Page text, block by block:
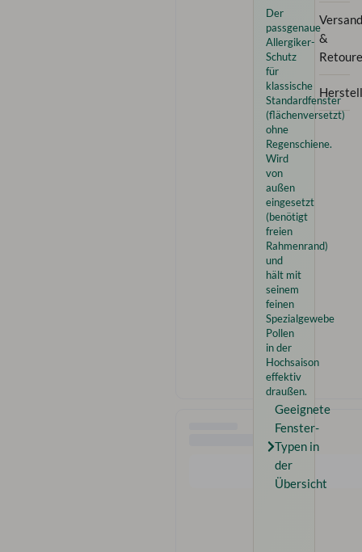
Der
passgenaue
Allergiker-
Schutz
für
klassische
Standardfenster
(flächenversetzt)
ohne
Regenschiene.
Wird
von
außen
eingesetzt
(benötigt
freien
Rahmenrand)
und
hält mit
seinem
feinen
Spezialgewebe
Pollen
in der
Hochsaison
effektiv
draußen.
Geeignete
Fenster-
Typen in
der
Übersicht
Versand
&
Retoure